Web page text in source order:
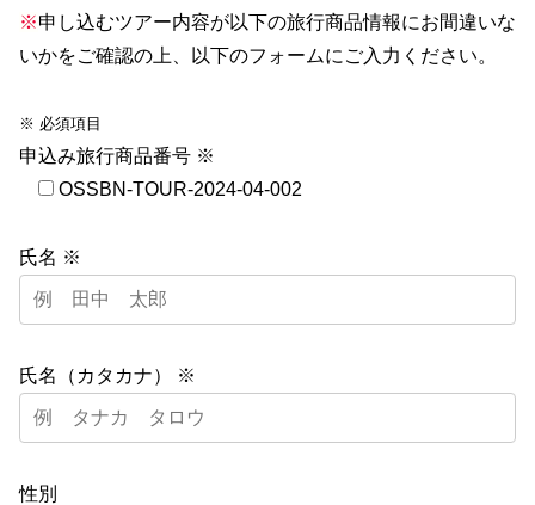
※申し込むツアー内容が以下の旅行商品情報にお間違いな
いかをご確認の上、以下のフォームにご入力ください。
※ 必須項目
申込み旅行商品番号 ※
OSSBN-TOUR-2024-04-002
氏名 ※
氏名（カタカナ） ※
性別